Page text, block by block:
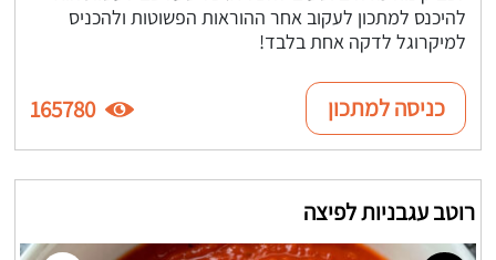
להיכנס למתכון לעקוב אחר ההוראות הפשוטות ולהכניס
למיקרוגל לדקה אחת בלבד!
כניסה למתכון 165780
רוטב עגבניות לפיצה